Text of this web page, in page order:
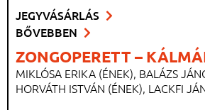
ZONGOPERETT –
MIKLÓSA ERIKA (ÉNEK), BALÁZS
HORVÁTH ISTVÁN (ÉNEK), LACKFI
JEGYVÁSÁRLÁS
BŐVEBBEN